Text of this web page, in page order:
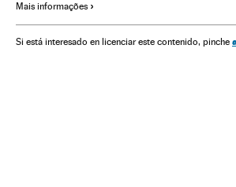
Cuidado corporal
Bem-estar Estilo vida Saúde BuenaVida
Mais informações
Si está interesado en licenciar este contenido, pinche